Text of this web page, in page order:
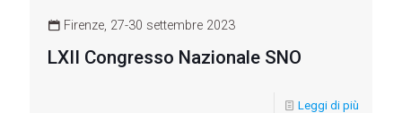
Firenze, 27-30 settembre 2023
LXII Congresso Nazionale SNO
Leggi di più